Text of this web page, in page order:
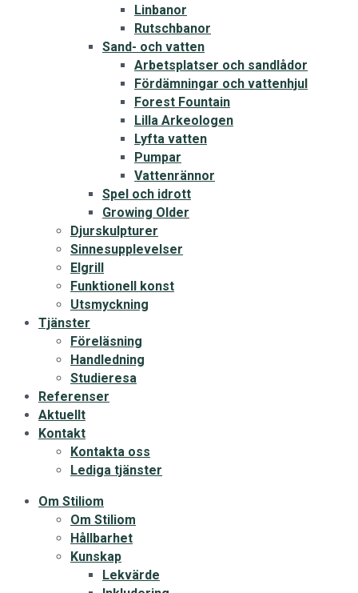
Linbanor
Rutschbanor
Sand- och vatten
Arbetsplatser och sandlådor
Fördämningar och vattenhjul
Forest Fountain
Lilla Arkeologen
Lyfta vatten
Pumpar
Vattenrännor
Spel och idrott
Growing Older
Djurskulpturer
Sinnesupplevelser
Elgrill
Funktionell konst
Utsmyckning
Tjänster
Föreläsning
Handledning
Studieresa
Referenser
Aktuellt
Kontakt
Kontakta oss
Lediga tjänster
Om Stiliom
Om Stiliom
Hållbarhet
Kunskap
Lekvärde